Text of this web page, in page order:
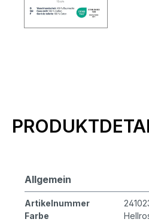
Allgemein
Artikelnummer
Farbe